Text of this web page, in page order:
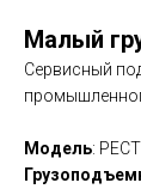
Малый
Сервисный
Модель: